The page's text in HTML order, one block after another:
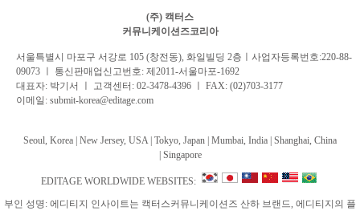
(주) 캑터스
커뮤니케이션즈코리아
서 울특별시 마포구 서강로 105 (창전동), 화일빌딩 2층 ㅣ사업자등록번호:220-88-
09073 ㅣ 통신판매업신고번호: 제2011-서울마포-1692
대표자: 박기서 ㅣ 고객센터: 02-3478-4396 ㅣ FAX: (02)703-3177
이메일: submit-korea@editage.com
Seoul, Korea | New Jersey, USA | Tokyo, Japan | Mumbai, India | Shanghai, China
Singapore
EDITAGE WORLDWIDE WEBSITES:
부인 성명: 에디티지 인사이트는 캑터스커뮤니케이션즈 산하 브랜드, 에디티지의 플